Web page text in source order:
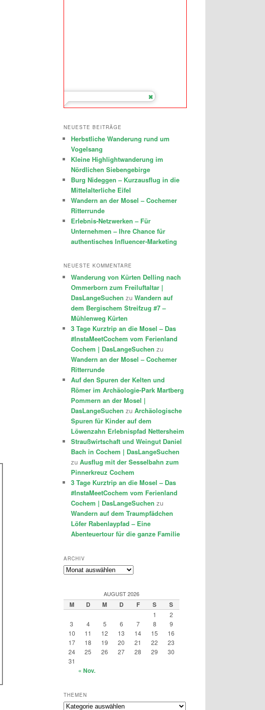
NEUESTE BEITRÄGE
Herbstliche Wanderung rund um
Vogelsang
Kleine Highlightwanderung im
Nördlichen Siebengebirge
Burg Nideggen – Kurzausflug in die
Mittelalterliche Eifel
Wandern an der Mosel – Cochemer
Ritterrunde
Erlebnis-Netzwerken – Für
Unternehmen – Ihre Chance für
authentisches Influencer-Marketing
NEUESTE KOMMENTARE
Wanderung von Kürten Delling nach
Ommerborn zum Freiluftaltar |
DasLangeSuchen zu Wandern auf
dem Bergischem Streifzug #7 –
Mühlenweg Kürten
3 Tage Kurztrip an die Mosel – Das
#InstaMeetCochem vom Ferienland
Cochem | DasLangeSuchen zu
Wandern an der Mosel – Cochemer
Ritterrunde
Auf den Spuren der Kelten und
Römer im Archäologie-Park Martberg
Pommern an der Mosel |
DasLangeSuchen zu Archäologische
Spuren für Kinder auf dem
Löwenzahn Erlebnispfad Nettersheim
Straußwirtschaft und Weingut Daniel
Bach in Cochem | DasLangeSuchen
zu Ausflug mit der Sesselbahn zum
Pinnerkreuz Cochem
3 Tage Kurztrip an die Mosel – Das
#InstaMeetCochem vom Ferienland
Cochem | DasLangeSuchen zu
Wandern auf dem Traumpfädchen
Löfer Rabenlaypfad – Eine
Abenteuertour für die ganze Familie
ARCHIV
Archiv
AUGUST 2026
M D M D F S S
1
2
3
4 5 6 7 8
9
10
11 12 13 14 15
16
17
18 19 20 21 22
23
24
25 26 27 28 29
30
31
« Nov.
THEMEN
Themen